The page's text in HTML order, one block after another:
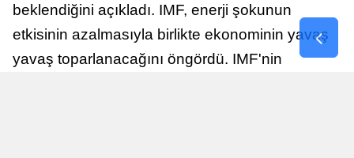
beklendiğini açıkladı. IMF, enerji şokunun
etkisinin azalmasıyla birlikte ekonominin yavaş
yavaş toparlanacağını öngördü. IMF'nin